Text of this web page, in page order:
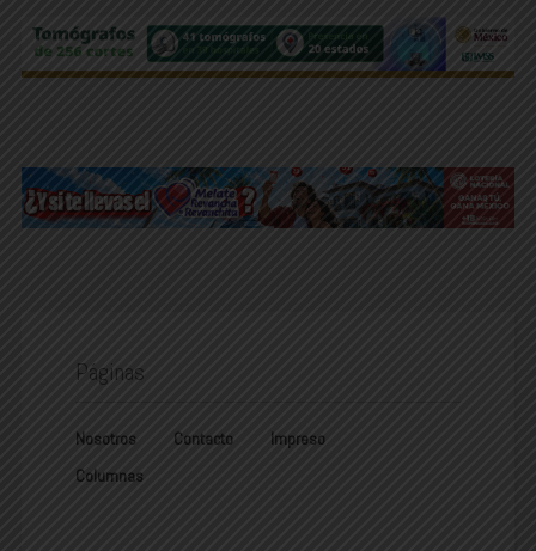
Páginas
Nosotros Contacto
Impreso
Columnas